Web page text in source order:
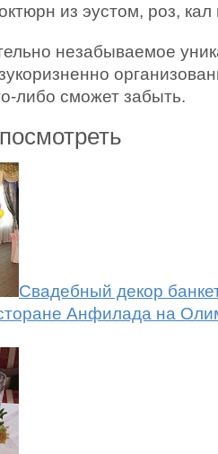
из эустом, роз,
незабываемое
либо сможет забыть.
Свадебный декор
Анфилада на